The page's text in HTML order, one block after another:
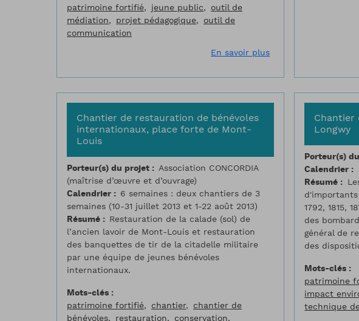
patrimoine fortifié
jeune public
outil de
médiation
projet pédagogique
outil de
communication
En savoir plussur Brochure de
Chantier de restauration de bénévoles
internationaux, place forte de Mont-
Louis
Porteur(s) du projet
Association CONCORDIA
(maîtrise d’œuvre et d’ouvrage)
Calendrier
6 semaines : deux chantiers de 3
semaines (10-31 juillet 2013 et 1-22 août 2013)
Résumé
Restauration de la calade (sol) de
l’ancien lavoir de Mont-Louis et restauration
des banquettes de tir de la citadelle militaire
par une équipe de jeunes bénévoles
internationaux.
Mots-clés
patrimoine fortifié
chantier
chantier de
bénévoles
restauration
conservation
Chantier
Longwy
Porteur(s)
Calendrier
Résumé
d'importants
1792, 1815,
des
général de
des
Mots-clés
patrimoine
impact
technique